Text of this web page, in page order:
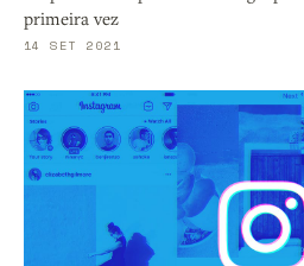
primeira vez
14 SET 2021